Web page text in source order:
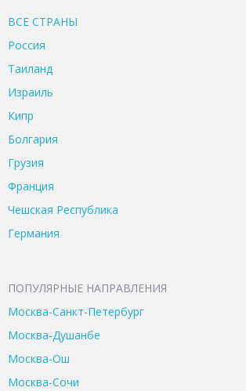
ВСЕ CТРАНЫ
Россия
Таиланд
Израиль
Кипр
Болгария
Грузия
Франция
Чешская Республика
Германия
ПОПУЛЯРНЫЕ НАПРАВЛЕНИЯ
Москва-Санкт-Петербург
Москва-Душанбе
Москва-Ош
Москва-Сочи